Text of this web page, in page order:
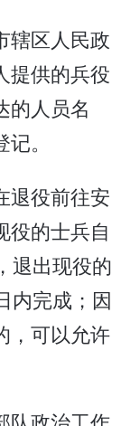
辖区人民政
提供的兵役
的人员名
。
退役前往安
役的士兵自
退出现役的
内完成；因
，可以允许